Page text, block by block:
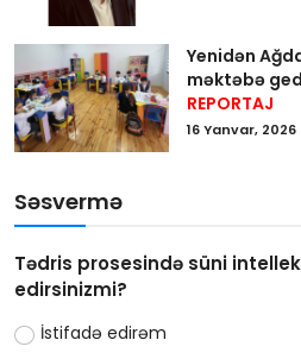
Yenidən
məktəbə
REPORTAJ
16 Yanvar, 2026
Səsvermə
Tədris prosesində süni
edirsinizmi?
İstifadə edirəm